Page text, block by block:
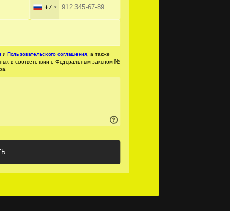
+7
иПользовательского соглашения , а также
в соответствии с Федеральным законом №